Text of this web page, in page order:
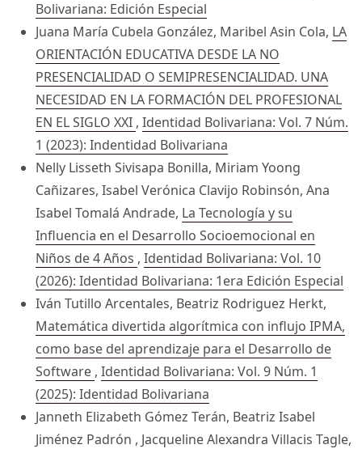
Bolivariana: Edición Especial
Juana María Cubela González, Maribel Asin Cola, LA
ORIENTACIÓN EDUCATIVA DESDE LA NO
PRESENCIALIDAD O SEMIPRESENCIALIDAD. UNA
NECESIDAD EN LA FORMACIÓN DEL PROFESIONAL
EN EL SIGLO XXI , Identidad Bolivariana: Vol. 7 Núm.
1 (2023): Indentidad Bolivariana
Nelly Lisseth Sivisapa Bonilla, Miriam Yoong
Cañizares, Isabel Verónica Clavijo Robinsón, Ana
Isabel Tomalá Andrade, La Tecnología y su
Influencia en el Desarrollo Socioemocional en
Niños de 4 Años , Identidad Bolivariana: Vol. 10
(2026): Identidad Bolivariana: 1era Edición Especial
Iván Tutillo Arcentales, Beatriz Rodriguez Herkt,
Matemática divertida algorítmica con influjo IPMA,
como base del aprendizaje para el Desarrollo de
Software , Identidad Bolivariana: Vol. 9 Núm. 1
(2025): Identidad Bolivariana
Janneth Elizabeth Gómez Terán, Beatriz Isabel
Jiménez Padrón , Jacqueline Alexandra Villacis Tagle,